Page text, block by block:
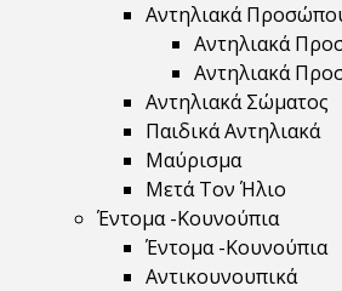
Αντηλιακά
Αντηλιακά
Αντηλιακά
Αντηλιακά Σώματος
Παιδικά Αντηλιακά
Μαύρισμα
Mετά Τον Ήλιο
Έντομα -Κουνούπια
Έντομα -Κουνούπια
Αντικουνουπικά